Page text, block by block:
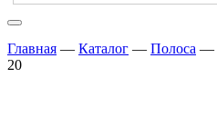
Главная — Каталог — Полоса —
20